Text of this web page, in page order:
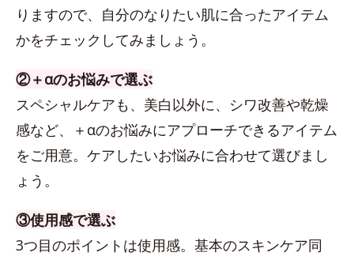
りますので、自分のなりたい肌に合ったアイテム
かをチェックしてみましょう。
②＋αのお悩みで選ぶ
スペシャルケアも、美白以外に、シワ改善や乾燥
感など、＋αのお悩みにアプローチできるアイテム
をご用意。ケアしたいお悩みに合わせて選びまし
ょう。
③使用感で選ぶ
3つ目のポイントは使用感。基本のスキンケア同